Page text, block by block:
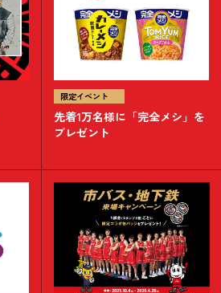
限定イベント
先着1万名様に「完全メシ」を
プレゼント